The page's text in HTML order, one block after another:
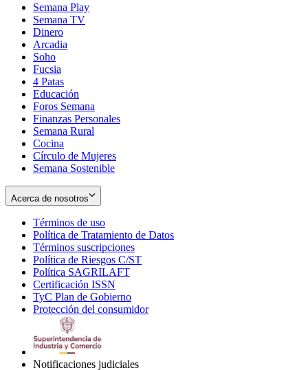
Semana Play
Semana TV
Dinero
Arcadia
Soho
in
new
window
Fucsia
in
new
window
4 Patas
Educación
Foros Semana
Finanzas Personales
Semana Rural
Cocina
Círculo de Mujeres
Semana Sostenible
Acerca de nosotros
Términos de uso
in
new
window
Política de Tratamiento de Datos
Términos suscripciones
in
Política de Riesgos C/ST
Política SAGRILAFT
new
window
Certificación ISSN
in
new
TyC Plan de Gobierno
in
Protección del consumidorOpens
Notificaciones judiciales